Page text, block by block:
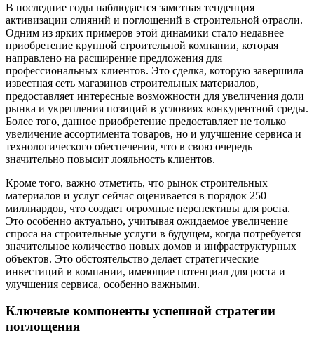
В последние годы наблюдается заметная тенденция
активизации слияний и поглощений в строительной отрасли.
Одним из ярких примеров этой динамики стало недавнее
приобретение крупной строительной компании, которая
направлено на расширение предложения для
профессиональных клиентов. Это сделка, которую завершила
известная сеть магазинов строительных материалов,
предоставляет интересные возможности для увеличения доли
рынка и укрепления позиций в условиях конкурентной среды.
Более того, данное приобретение предоставляет не только
увеличение ассортимента товаров, но и улучшение сервиса и
технологического обеспечения, что в свою очередь
значительно повысит лояльность клиентов.
Кроме того, важно отметить, что рынок строительных
материалов и услуг сейчас оценивается в порядок 250
миллиардов, что создает огромные перспективы для роста.
Это особенно актуально, учитывая ожидаемое увеличение
спроса на строительные услуги в будущем, когда потребуется
значительное количество новых домов и инфраструктурных
объектов. Это обстоятельство делает стратегические
инвестиций в компании, имеющие потенциал для роста и
улучшения сервиса, особенно важными.
Ключевые компоненты успешной стратегии
поглощения